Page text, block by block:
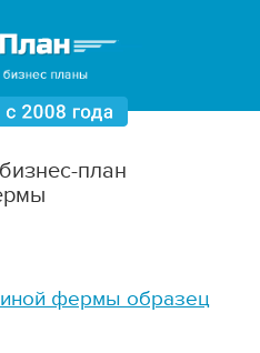
план
фермы образец